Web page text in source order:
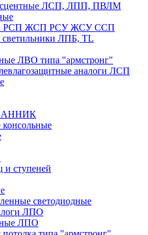
ЛСП, ЛПП, ПВЛМ
РСП ЖСП РСУ ЖСУ ССП
светильники ЛПБ, TL
ЛВО типа "армстронг"
аналоги ЛСП
БАННИК
и ступеней
светодиодные
ЛПО
ЛПО